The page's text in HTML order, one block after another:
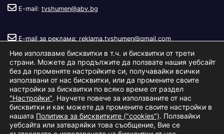
E-mail: tvshumen@abv.bg
E-mail за реклама: reklama.tvshumen@gmail.com
Copyright © 2026Телевизия Шумен.|Изработка: S.I.T Solutions
Ltd.
Ние използваме бисквитки в т.ч. и бисквитки от трети
страни. Можете да продължите да ползвате нашия уебсайт
без да променяте настройките си, получавайки всички
използвани от нас бисквитки, или да промените своите
настройки за бисквитки по всяко време от раздел
"Настройки". Научете повече за използваните от нас
бисквитки и как можете да промените своите настройки в
нашата Политика за бисквитките ("cookies"). Ползвайки
уебсайта или затваряйки това съобщение, Вие се